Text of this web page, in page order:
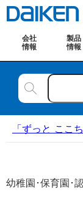
会社
情報
製品
情報
「ずっと ここ
幼稚園･保育園･